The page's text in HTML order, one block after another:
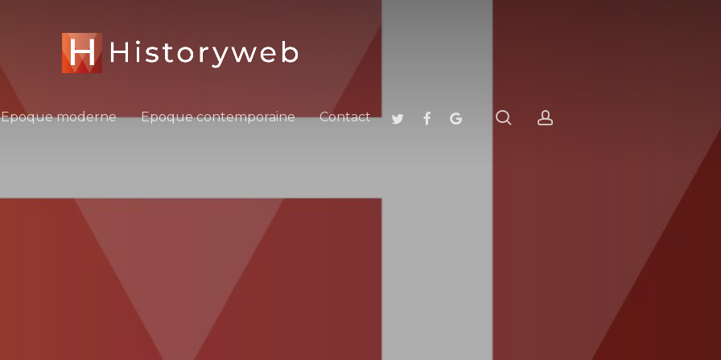
Epoque moderne Epoque contemporaine Contact twitterfacebookgoogle-
search